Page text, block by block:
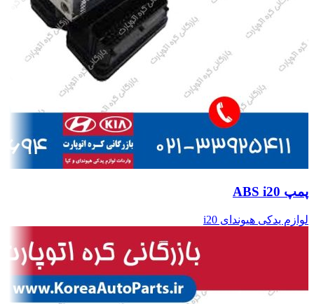
پمپ ABS i20
لوازم یدکی هیوندای i20